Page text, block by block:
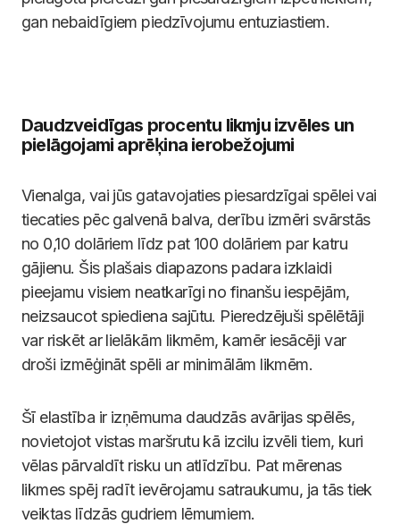
gan nebaidīgiem piedzīvojumu entuziastiem.
Daudzveidīgas procentu likmju izvēles un
pielāgojami aprēķina ierobežojumi
Vienalga, vai jūs gatavojaties piesardzīgai spēlei vai
tiecaties pēc galvenā balva, derību izmēri svārstās
no 0,10 dolāriem līdz pat 100 dolāriem par katru
gājienu. Šis plašais diapazons padara izklaidi
pieejamu visiem neatkarīgi no finanšu iespējām,
neizsaucot spiediena sajūtu. Pieredzējuši spēlētāji
var riskēt ar lielākām likmēm, kamēr iesācēji var
droši izmēģināt spēli ar minimālām likmēm.
Šī elastība ir izņēmuma daudzās avārijas spēlēs,
novietojot vistas maršrutu kā izcilu izvēli tiem, kuri
vēlas pārvaldīt risku un atlīdzību. Pat mērenas
likmes spēj radīt ievērojamu satraukumu, ja tās tiek
veiktas līdzās gudriem lēmumiem.